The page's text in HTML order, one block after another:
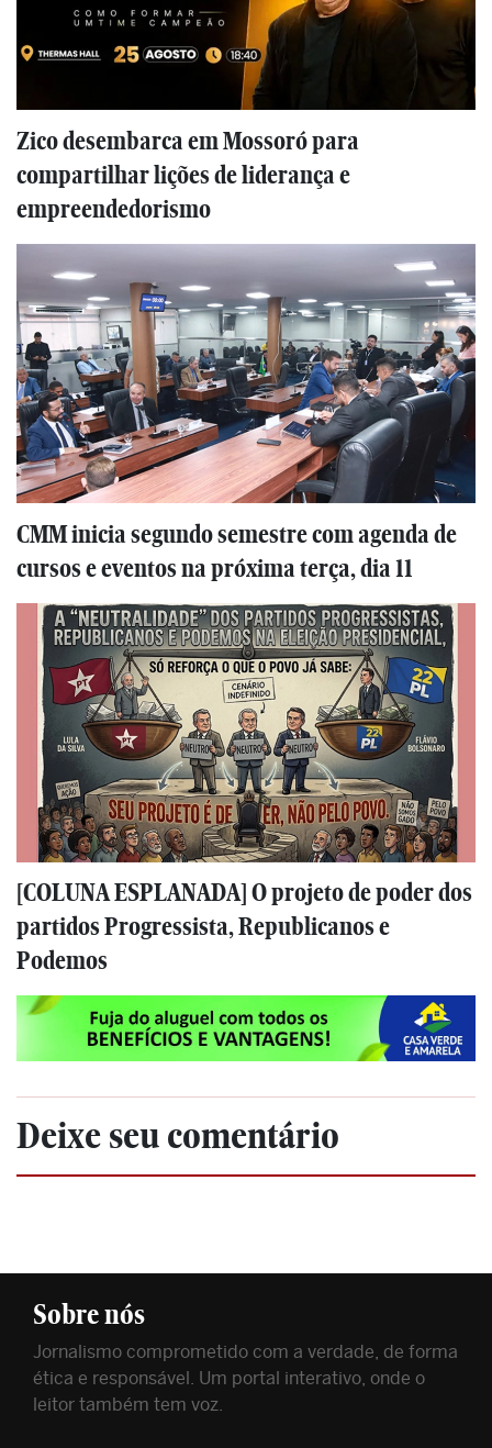
Zico desembarca em Mossoró para
compartilhar lições de liderança e
empreendedorismo
CMM inicia segundo semestre com agenda de
cursos e eventos na próxima terça, dia 11
[COLUNA ESPLANADA] O projeto de poder dos
partidos Progressista, Republicanos e
Podemos
Deixe seu comentário
Sobre nós
Jornalismo comprometido com a verdade, de forma
ética e responsável. Um portal interativo, onde o
leitor também tem voz.